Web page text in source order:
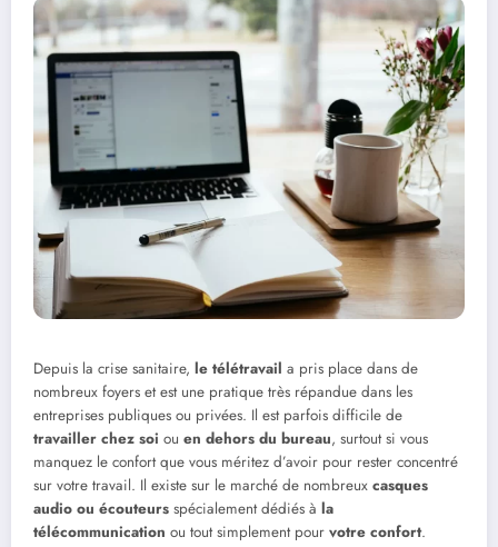
Depuis la crise sanitaire, le télétravail a pris place dans de
nombreux foyers et est une pratique très répandue dans les
entreprises publiques ou privées. Il est parfois difficile de
travailler chez soi ou en dehors du bureau, surtout si vous
manquez le confort que vous méritez d’avoir pour rester concentré
sur votre travail. Il existe sur le marché de nombreux casques
audio ou écouteurs spécialement dédiés à la
télécommunication ou tout simplement pour votre confort.